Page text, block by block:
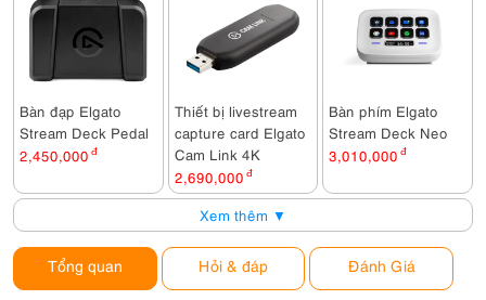
Bàn đạp Elgato
Stream Deck Pedal
2,450,000 đ
Thiết bị livestream
capture card Elgato
Cam Link 4K
2,690,000 đ
Bàn phím Elgato
Stream Deck Neo
3,010,000 đ
Xem thêm ▼
Tổng quan Hỏi & đáp Đánh Giá